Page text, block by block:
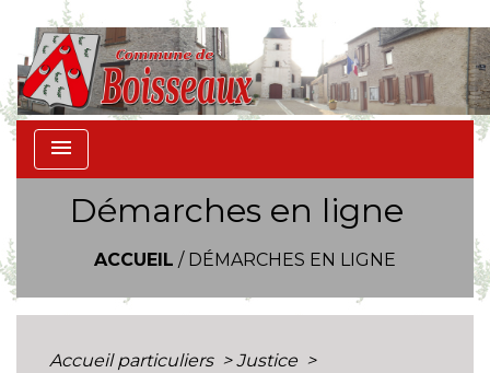
menu
Démarches en ligne
ACCUEIL / DÉMARCHES EN LIGNE
Accueil particuliers > Justice >